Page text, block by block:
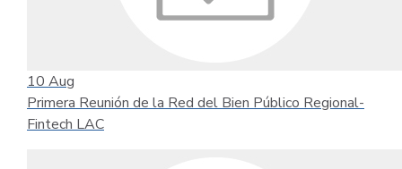
10 Aug
Primera Reunión de la Red del Bien Público Regional-
Fintech LAC